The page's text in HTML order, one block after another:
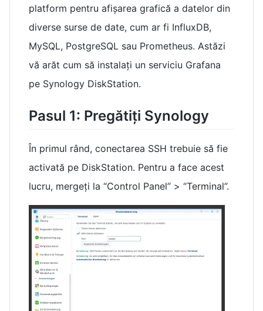
platform pentru afișarea grafică a datelor din
diverse surse de date, cum ar fi InfluxDB,
MySQL, PostgreSQL sau Prometheus. Astăzi
vă arăt cum să instalați un serviciu Grafana
pe Synology DiskStation.
Pasul 1: Pregătiți Synology
În primul rând, conectarea SSH trebuie să fie
activată pe DiskStation. Pentru a face acest
lucru, mergeți la “Control Panel” > “Terminal”.